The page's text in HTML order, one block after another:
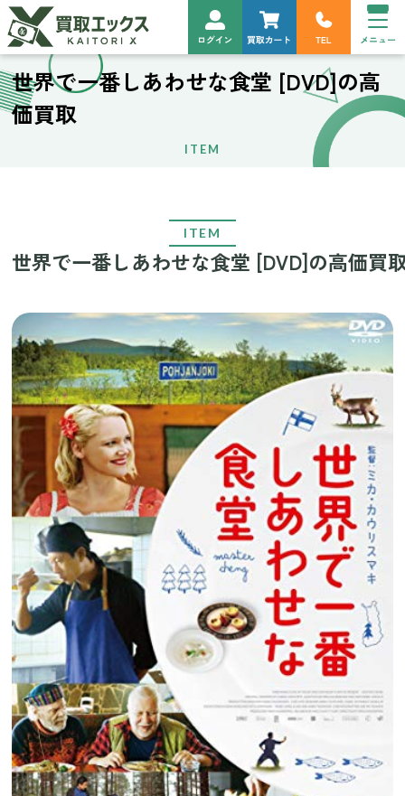
世界で一番しあわせな食堂 [DVD]の高
価買取
ITEM
ITEM
世界で一番しあわせな食堂 [DVD]の高価買